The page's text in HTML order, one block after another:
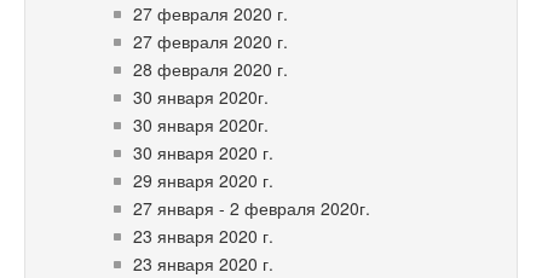
27 февраля 2020 г.
27 февраля 2020 г.
28 февраля 2020 г.
30 января 2020г.
30 января 2020г.
30 января 2020 г.
29 января 2020 г.
27 января - 2 февраля 2020г.
23 января 2020 г.
23 января 2020 г.